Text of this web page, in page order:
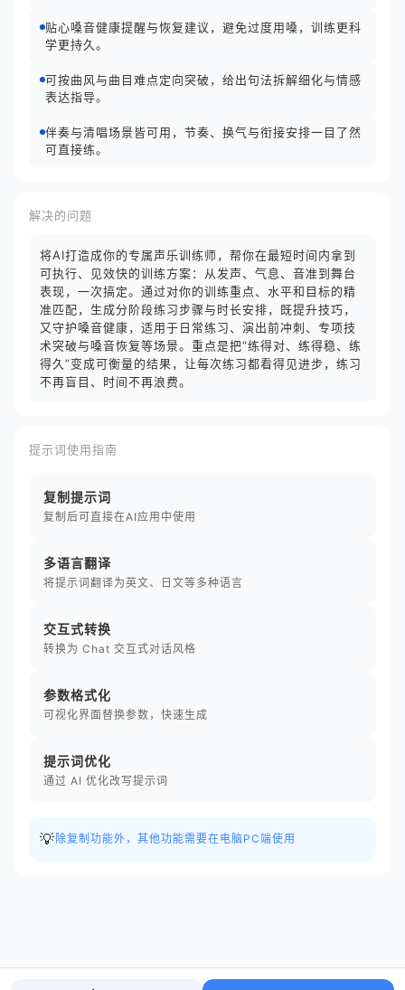
贴心嗓音健康提醒与恢复建议，避免过度用嗓，训练更科
学更持久。
可按曲风与曲目难点定向突破，给出句法拆解细化与情感
表达指导。
伴奏与清唱场景皆可用，节奏、换气与衔接安排一目了然
可直接练。
解决的问题
将AI打造成你的专属声乐训练师，帮你在最短时间内拿到
可执行、见效快的训练方案：从发声、气息、音准到舞台
表现，一次搞定。通过对你的训练重点、水平和目标的精
准匹配，生成分阶段练习步骤与时长安排，既提升技巧，
又守护嗓音健康，适用于日常练习、演出前冲刺、专项技
术突破与嗓音恢复等场景。重点是把“练得对、练得稳、练
得久”变成可衡量的结果，让每次练习都看得见进步，练习
不再盲目、时间不再浪费。
提示词使用指南
复制提示词
复制后可直接在AI应用中使用
多语言翻译
将提示词翻译为英文、日文等多种语言
交互式转换
转换为 Chat 交互式对话风格
参数格式化
可视化界面替换参数，快速生成
提示词优化
通过 AI 优化改写提示词
💡 除复制功能外，其他功能需要在电脑PC端使用